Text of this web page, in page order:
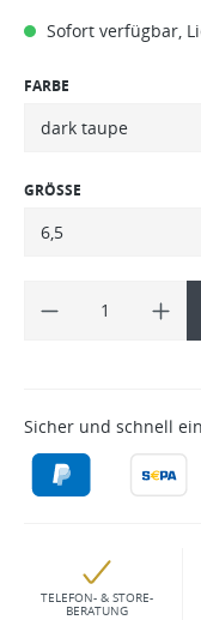
Sofort verfügbar,
FARBE
GRÖSSE
Sicher und schnell
TELEFON- & STORE-
BERATUNG